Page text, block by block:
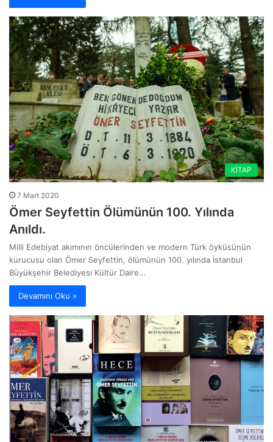
KİTAP
7 Mart 2020
Ömer Seyfettin Ölümünün 100. Yılında
Anıldı.
Milli Edebiyat akımının öncülerinden ve modern Türk öyküsünün
kurucusu olan Ömer Seyfettin, ölümünün 100. yılında İstanbul
Büyükşehir Belediyesi Kültür Daire…
Devamını Oku »